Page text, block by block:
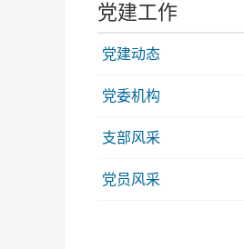
党建工作
党建动态
党委机构
支部风采
党员风采